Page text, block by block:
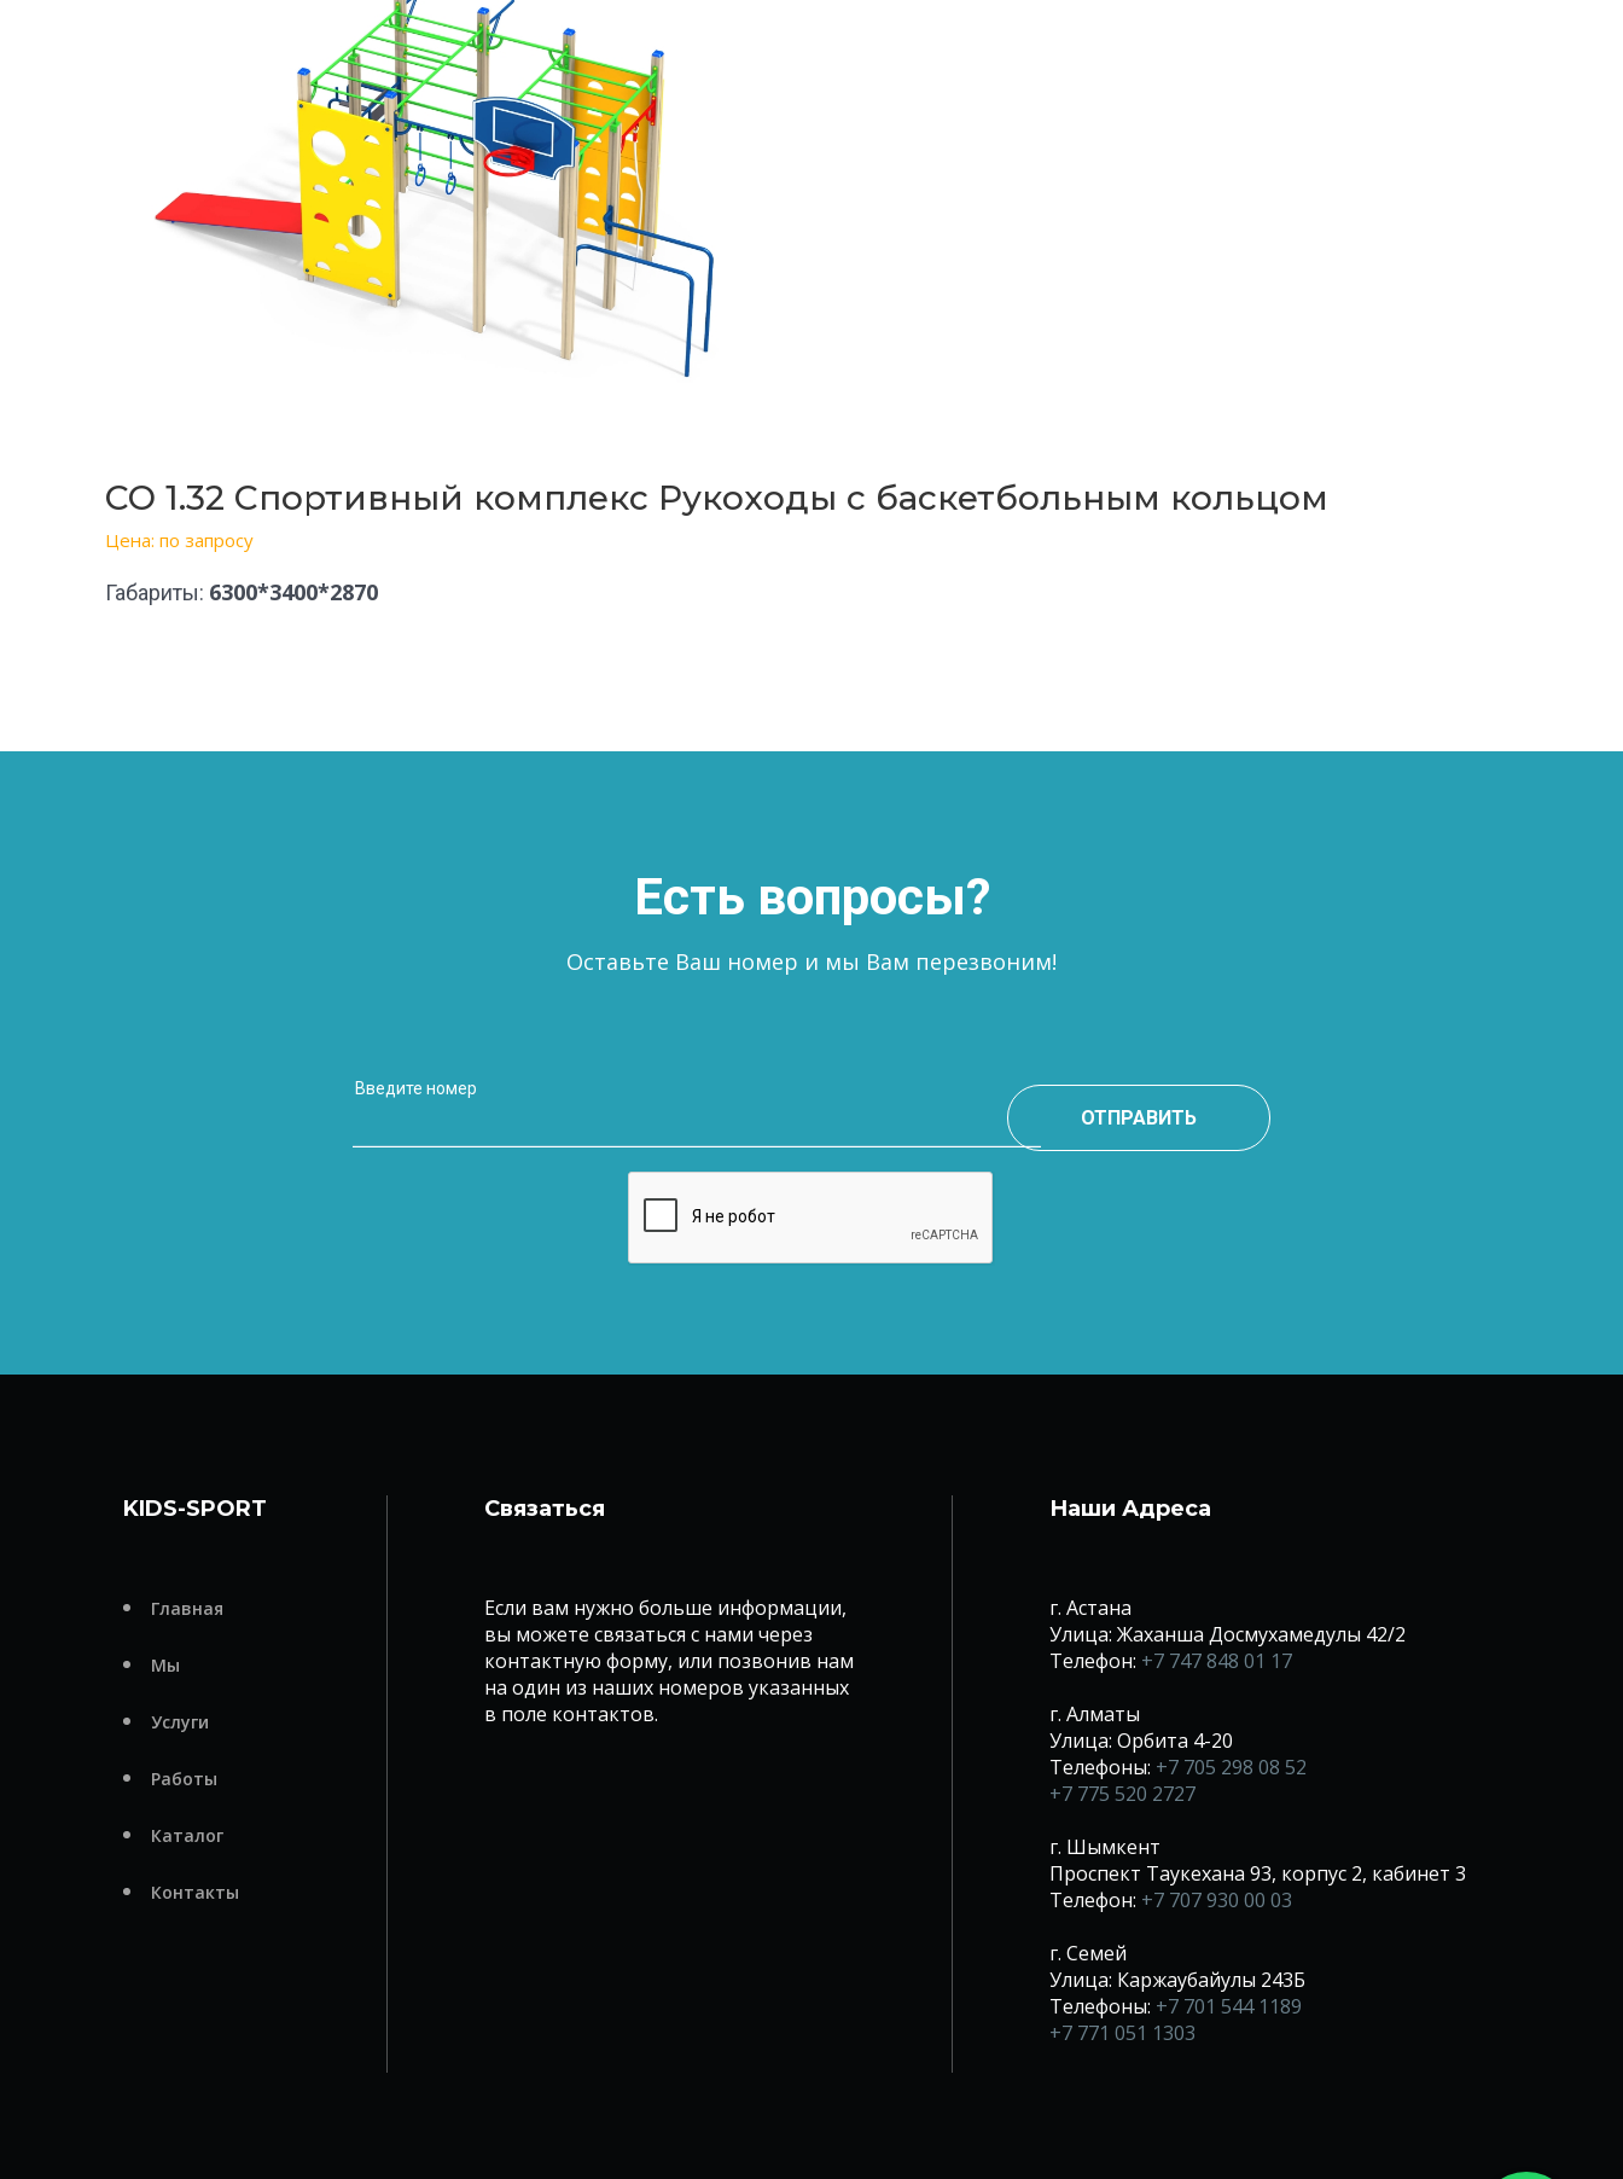
СО 1.32 Спортивный комплекс Рукоходы с баскетбольным кольцом
Цена: по запросу
Габариты: 6300*3400*2870
Есть вопросы?
Оставьте Ваш номер и мы Вам перезвоним!
ОТПРАВИТЬ
KIDS-SPORT
Главная
Мы
Услуги
Работы
Каталог
Контакты
Связаться
Если вам нужно больше информации,
вы можете связаться с нами через
контактную форму, или позвонив нам
на один из наших номеров указанных
в поле контактов.
Наши Адреса
г. Астана
Улица: Жаханша Досмухамедулы 42/2
Телефон: +7 747 848 01 17
г. Алматы
Улица: Орбита 4-20
Телефоны: +7 705 298 08 52
+7 775 520 2727
г. Шымкент
Проспект Таукехана 93, корпус 2, кабинет 3
Телефон: +7 707 930 00 03
г. Семей
Улица: Каржаубайулы 243Б
Телефоны: +7 701 544 1189
+7 771 051 1303